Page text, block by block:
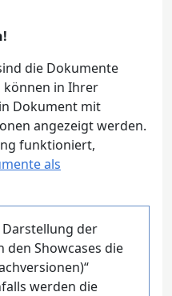
die Dokumente
in Ihrer
Dokument mit
angezeigt werden.
funktioniert,
als
der
den Showcases die
werden die